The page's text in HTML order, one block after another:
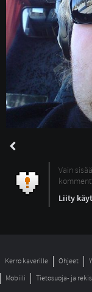
Vain
Liity
Kerro kaverille Ohjeet
Mobiili
Tietosuoja- ja